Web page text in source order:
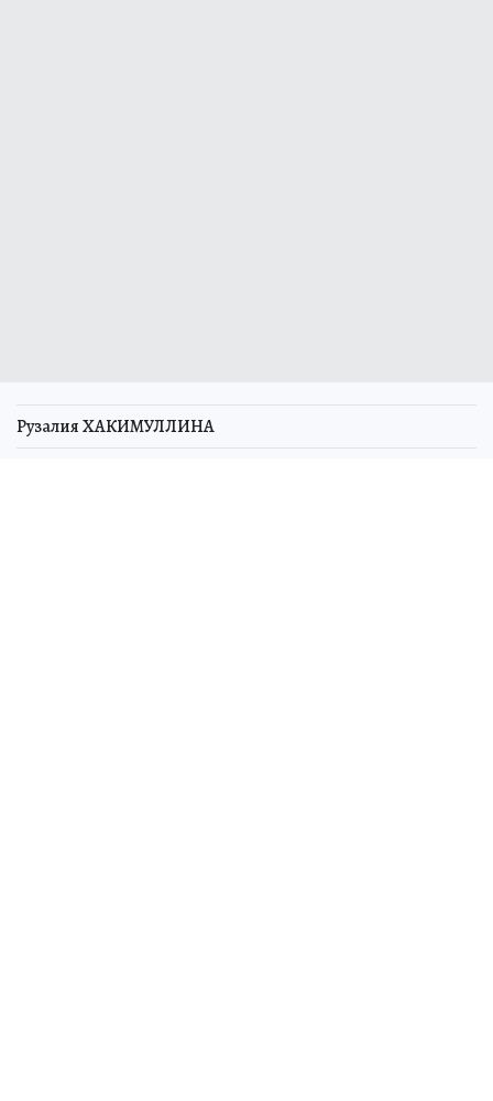
Рузалия ХАКИМУЛЛИНА